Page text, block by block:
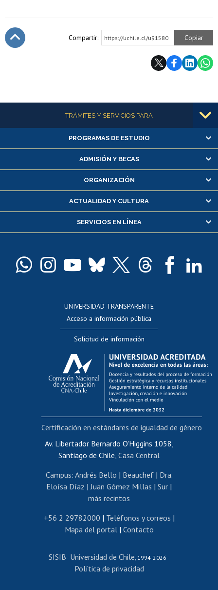
Compartir: https://uchile.cl/u91580 Copiar
Más informaciónTRÁMITES Y SERVICIOS PARA
Alumnas/os y exalumnas/os
Matrícula en línea
Inscripción y cambio de asignaturas
Consulta y certificado de notas
Servicio médico y dental
Pago de arancel y crédito alumnos
Docentes
Evaluación docente
Calificación académica
Postulación al AUCAI
Funcionarias/os
Cursos internos de capacitación
Bienestar del personal
Portal de movilidad interna
Certificado de renta
Certificado de renta honorarios
Editar páginas blancas
Extranjeras/os
Revalidación y reconocimiento de títulos
Postulación al Programa de Movilidad Estudiantil
Cursos de español
PROGRAMAS DE ESTUDIO
ADMISIÓN Y BECAS
ORGANIZACIÓN
ACTUALIDAD Y CULTURA
SERVICIOS EN LÍNEA
UNIVERSIDAD TRANSPARENTE
Acceso a información pública
Solicitud de información
Av. Libertador Bernardo O'Higgins 1058,
Santiago de Chile, Casa Central
Campus: Andrés Bello | Beauchef| Dra.
Eloísa Díaz |Juan Gómez Millas | Sur |
más recintos
+56 2 29782000 | Teléfonos y correos |
Mapa del portal| Contacto
SISIB - Universidad de Chile, 1994-2026 -
Política de privacidad
Certificación en estándares de igualdad de género